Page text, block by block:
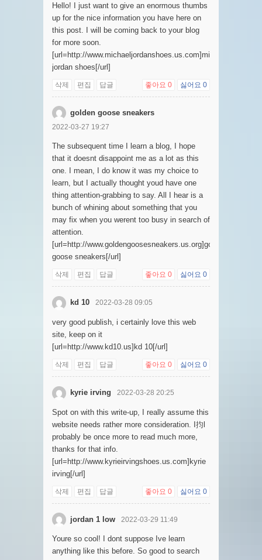
Hello! I just want to give an enormous thumbs
up for the nice information you have here on
this post. I will be coming back to your blog
for more soon.
[url=http://www.michaeljordanshoes.us.com]michael
jordan shoes[/url]
삭제 편집 답글 좋아요 0 싫어요 0
golden goose sneakers
2022-03-27 19:27
The subsequent time I learn a blog, I hope
that it doesnt disappoint me as a lot as this
one. I mean, I do know it was my choice to
learn, but I actually thought youd have one
thing attention-grabbing to say. All I hear is a
bunch of whining about something that you
may fix when you werent too busy in search of
attention.
[url=http://www.goldengoosesneakers.us.org]golden
goose sneakers[/url]
삭제 편집 답글 좋아요 0 싫어요 0
kd 10 2022-03-28 09:05
very good publish, i certainly love this web
site, keep on it
[url=http://www.kd10.us]kd 10[/url]
삭제 편집 답글 좋아요 0 싫어요 0
kyrie irving 2022-03-28 20:25
Spot on with this write-up, I really assume this
website needs rather more consideration. I抣l
probably be once more to read much more,
thanks for that info.
[url=http://www.kyrieirvingshoes.us.com]kyrie
irving[/url]
삭제 편집 답글 좋아요 0 싫어요 0
jordan 1 low 2022-03-29 11:49
Youre so cool! I dont suppose Ive learn
anything like this before. So good to search